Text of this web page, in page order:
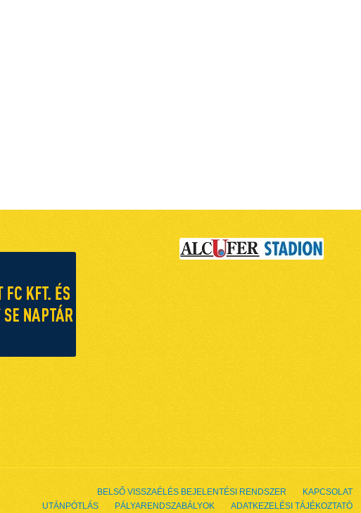
BELSŐ VISSZAÉLÉS BEJELENTÉSI RENDSZER
KAPCSOLAT
UTÁNPÓTLÁS
PÁLYARENDSZABÁLYOK ADATKEZELÉSI TÁJÉKOZTATÓ